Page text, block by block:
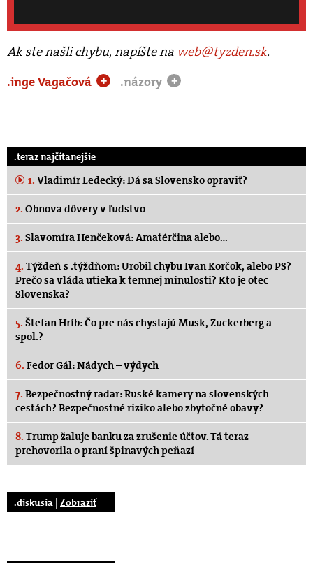
Ak ste našli chybu, napíšte na web@tyzden.sk.
.inge Vagačová
+ .názory +
.teraz najčítanejšie
1. Vladimír Ledecký: Dá sa Slovensko opraviť?
2. Obnova dôvery v ľudstvo
3. Slavomíra Henčeková: Amatérčina alebo…
4. Týždeň s .týždňom: Urobil chybu Ivan Korčok, alebo PS?
Prečo sa vláda utieka k temnej minulosti? Kto je otec
Slovenska?
5. Štefan Hríb: Čo pre nás chystajú Musk, Zuckerberg a
spol.?
6. Fedor Gál: Nádych – výdych
7. Bezpečnostný radar: Ruské kamery na slovenských
cestách? Bezpečnostné riziko alebo zbytočné obavy?
8. Trump žaluje banku za zrušenie účtov. Tá teraz
prehovorila o praní špinavých peňazí
.diskusia | Zobraziť